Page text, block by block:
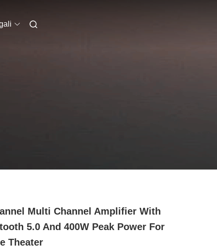
Multi Channel Amplifier With
5.0 And 400W Peak Power For
Theater